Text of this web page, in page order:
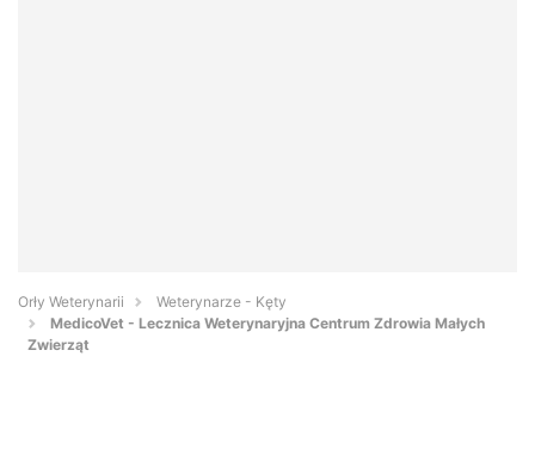
Orły Weterynarii
Weterynarze - Kęty
MedicoVet - Lecznica Weterynaryjna Centrum Zdrowia Małych
Zwierząt